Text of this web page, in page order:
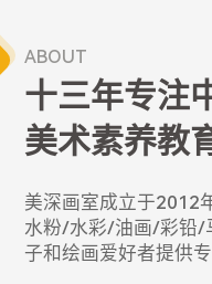
ABOUT
十三年专注
美术素养教
美深画室成立于2012
水粉/水彩/油画/彩铅/
子和绘画爱好者提供